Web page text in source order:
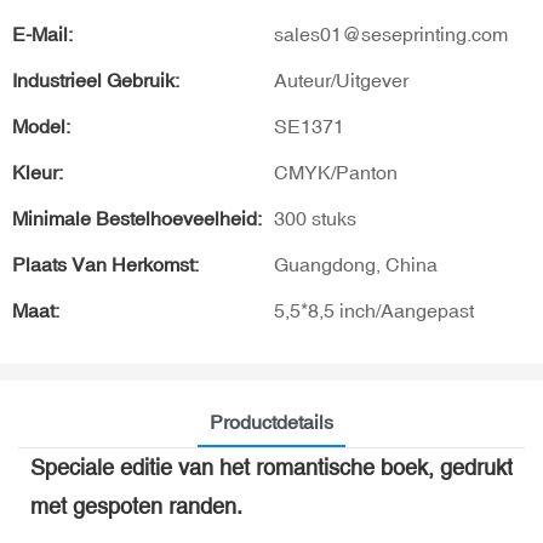
E-Mail: sales01@seseprinting.com
Industrieel Gebruik: Auteur/Uitgever
Model: SE1371
Kleur: CMYK/Panton
Minimale Bestelhoeveelheid: 300 stuks
Plaats Van Herkomst: Guangdong, China
Maat: 5,5*8,5 inch/Aangepast
Productdetails
Speciale editie van het romantische boek, gedrukt
met gespoten randen.